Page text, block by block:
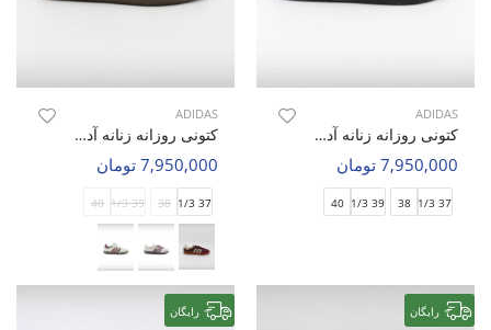
ADIDAS
کتونی روزانه زنانه آدیداس Adidas Spezial X The Blue Trio W
7,950,000 تومان
37 1/3
38
39 1/3
40
ADIDAS
کتونی روزانه زنانه آدیداس Adidas Samba OG W
7,950,000 تومان
37 1/3
38
39 1/3
40
رایگان رایگان